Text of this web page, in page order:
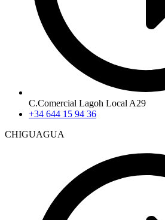
C.Comercial Lagoh Local A29
+34 644 15 94 36
CHIGUAGUA